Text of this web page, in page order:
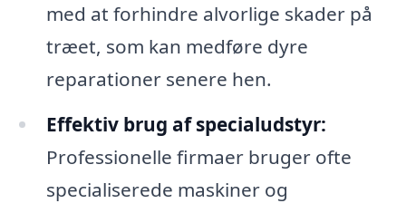
med at forhindre alvorlige skader på
træet, som kan medføre dyre
reparationer senere hen.
Effektiv brug af specialudstyr:
Professionelle firmaer bruger ofte
specialiserede maskiner og